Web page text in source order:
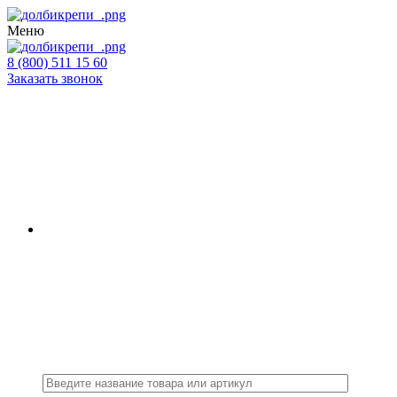
Меню
8 (800) 511 15 60
Заказать звонок